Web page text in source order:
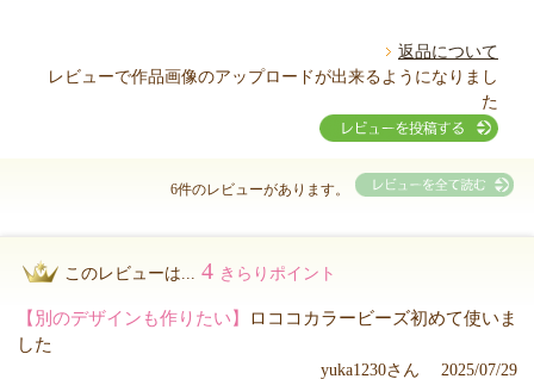
返品について
レビューで作品画像のアップロードが出来るようになりまし
た
6件のレビューがあります。
このレビューは... 4 きらりポイント
【別のデザインも作りたい】
ロココカラービーズ初めて使いま
した
yuka1230さん 2025/07/29